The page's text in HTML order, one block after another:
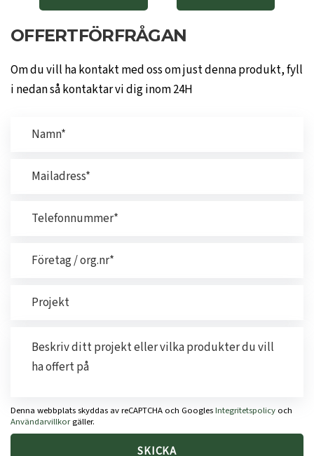
OFFERTFÖRFRÅGAN
Om du vill ha kontakt med oss om just denna produkt, fyll
i nedan så kontaktar vi dig inom 24H
Denna webbplats skyddas av reCAPTCHA och GooglesIntegritetspolicy och
Användarvillkorgäller.